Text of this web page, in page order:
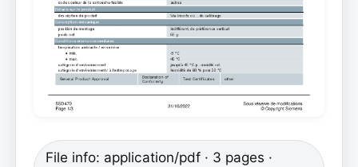
File info: application/pdf · 3 pages ·